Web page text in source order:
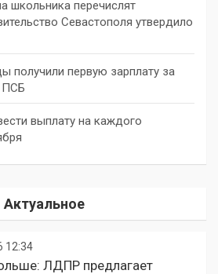
школьника перечислят
Севастополя утвердило
получили первую зарплату за
ПСБ
выплату на каждого
Актуальное
12:34
ЛДПР предлагает